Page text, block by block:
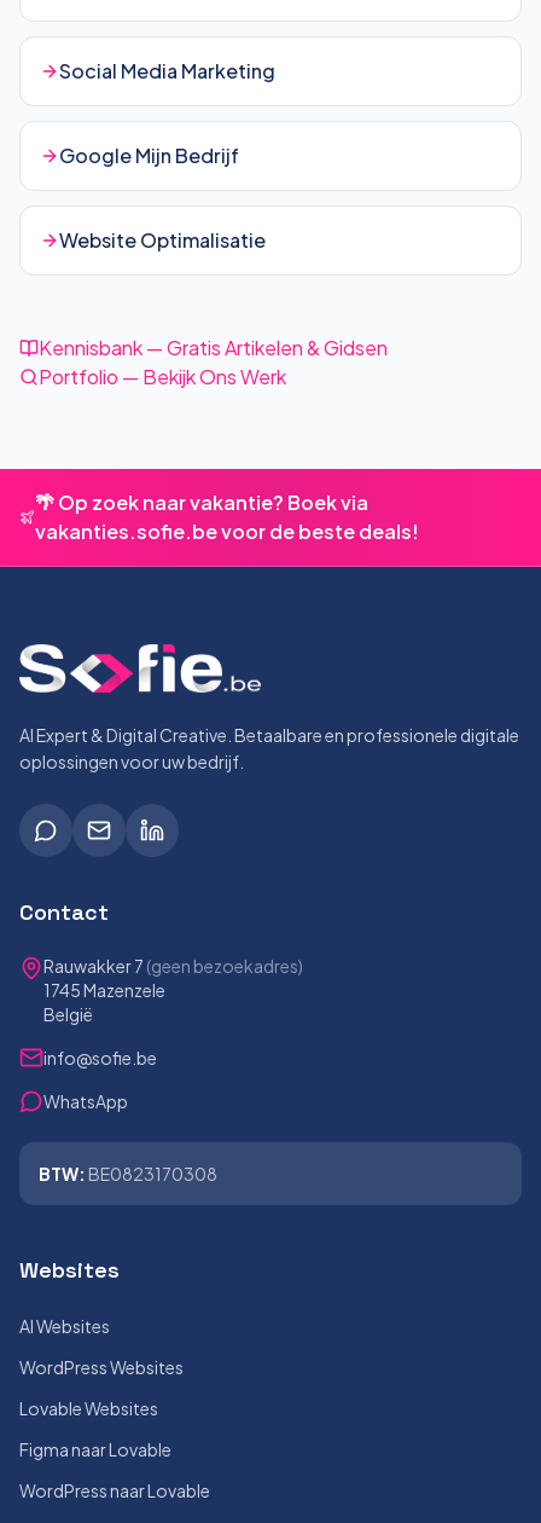
Social Media Marketing
Google Mijn Bedrijf
Website Optimalisatie
Kennisbank — Gratis Artikelen & Gidsen
Portfolio — Bekijk Ons Werk
🌴 Op zoek naar vakantie? Boek via
vakanties.sofie.be voor de beste deals!
AI Expert & Digital Creative. Betaalbare en professionele digitale
oplossingen voor uw bedrijf.
Contact
Rauwakker 7 (geen bezoekadres)
1745 Mazenzele
België
info@sofie.be
WhatsApp
BTW: BE0823170308
Websites
AI Websites
WordPress Websites
Lovable Websites
Figma naar Lovable
WordPress naar Lovable